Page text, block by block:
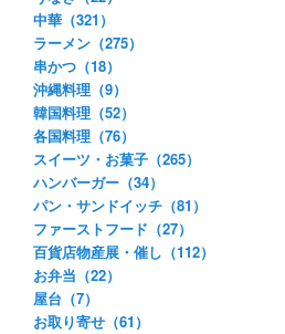
中華（321）
ラーメン（275）
串かつ（18）
沖縄料理（9）
韓国料理（52）
各国料理（76）
スイーツ・お菓子（265）
ハンバーガー（34）
パン・サンドイッチ（81）
ファーストフード（27）
百貨店物産展・催し（112）
お弁当（22）
屋台（7）
お取り寄せ（61）